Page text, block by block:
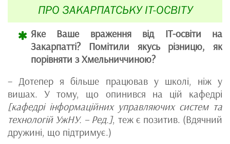
ПРО ЗАКАРПАТСЬКУ IT-ОСВІТУ
Яке Ваше враження від IT-освіти на
Закарпатті? Помітили якусь різницю, як
порівняти з Хмельниччиною?
– Дотепер я більше працював у школі, ніж у
вишах. У тому, що опинився на цій кафедрі
[кафедрі інформаційних управляючих систем та
технологій УжНУ. – Ред.], теж є позитив. (Вдячний
дружині, що підтримує.)